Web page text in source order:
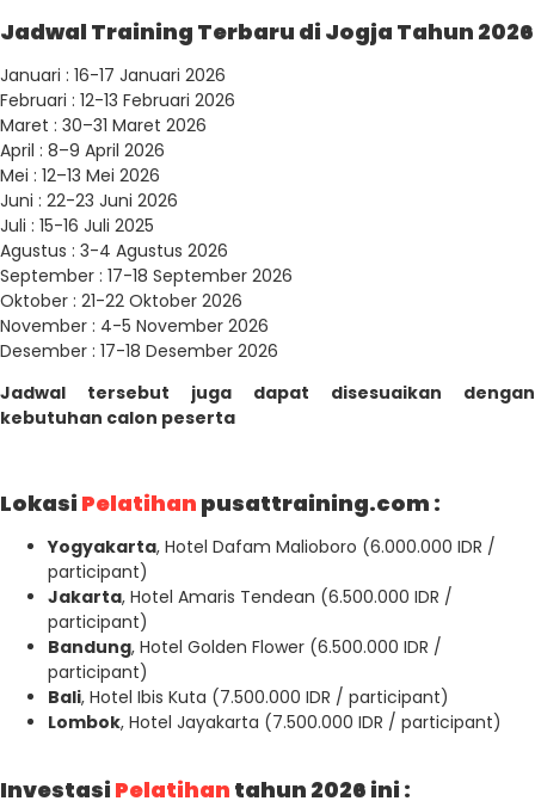
Jadwal Training Terbaru di Jogja Tahun 2026
Januari : 16-17 Januari 2026
Februari : 12-13 Februari 2026
Maret : 30–31 Maret 2026
April : 8–9 April 2026
Mei : 12–13 Mei 2026
Juni : 22-23 Juni 2026
Juli : 15-16 Juli 2025
Agustus : 3-4 Agustus 2026
September : 17-18 September 2026
Oktober : 21-22 Oktober 2026
November : 4-5 November 2026
Desember : 17-18 Desember 2026
Jadwal tersebut juga dapat disesuaikan dengan
kebutuhan calon peserta
Lokasi Pelatihan pusattraining.com :
Yogyakarta, Hotel Dafam Malioboro (6.000.000 IDR /
participant)
Jakarta, Hotel Amaris Tendean (6.500.000 IDR /
participant)
Bandung, Hotel Golden Flower (6.500.000 IDR /
participant)
Bali, Hotel Ibis Kuta (7.500.000 IDR / participant)
Lombok, Hotel Jayakarta (7.500.000 IDR / participant)
Investasi Pelatihan tahun 2026 ini :